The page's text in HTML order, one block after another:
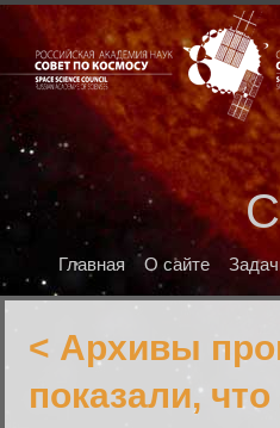
Главная О сайте
< Архивы
показали,